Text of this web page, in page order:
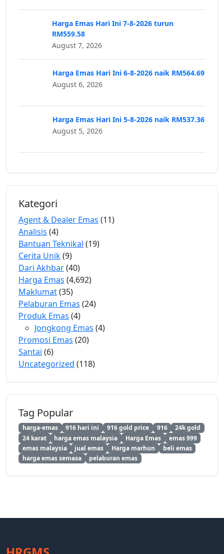
Harga Emas Hari Ini 7-8-2026 turun
RM559.58
August 7, 2026
Harga Emas Hari Ini 6-8-2026 naik RM564.69
August 6, 2026
Harga Emas Hari Ini 5-8-2026 naik RM537.36
August 5, 2026
Kategori
Agent & Dealer Emas (11)
Analisis (4)
Bantuan Teknikal (19)
Cerita Unik(9)
Dari Akhbar(40)
Harga Emas (4,692)
Maklumat(35)
Pelaburan Emas (24)
Produk Emas (4)
Jongkong Emas (4)
Promosi Emas (20)
Santai (6)
Uncategorized (118)
Tag Popular
harga-emas 916 hari ini 916 gold price 916
24k gold
24 karat
harga emas malaysia Harga Emas
emas 999
emas malaysia
jual emas Harga marhun
beli emas
harga emas semasa
pelaburan emas